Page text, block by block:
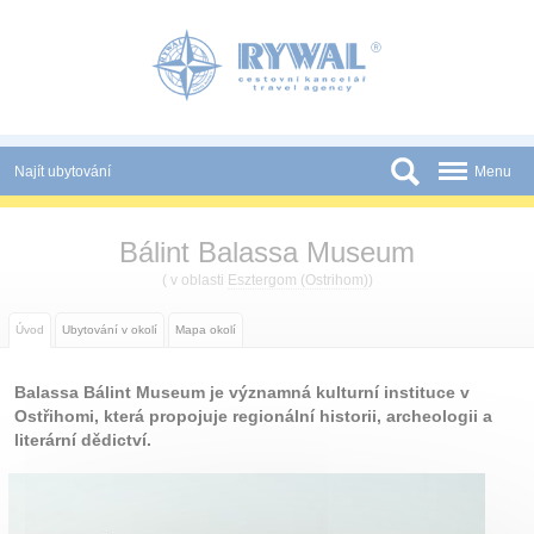
Najít ubytování
Státy
Slevy a Last Minute
Partneři
Tištěné katalogy
Menu
Bálint Balassa Museum
( v oblasti Esztergom (Ostrihom))
Úvod Ubytování v okolí Mapa okolí
Balassa Bálint Museum je významná kulturní instituce v
Ostřihomi, která propojuje regionální historii, archeologii a
literární dědictví.